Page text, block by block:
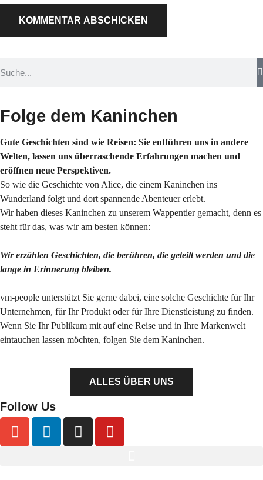
Folge dem Kaninchen
Gute Geschichten sind wie Reisen: Sie entführen uns in andere
Welten, lassen uns überraschende Erfahrungen machen und
eröffnen neue Perspektiven.
So wie die Geschichte von Alice, die einem Kaninchen ins
Wunderland folgt und dort spannende Abenteuer erlebt.
Wir haben dieses Kaninchen zu unserem Wappentier gemacht, denn es
steht für das, was wir am besten können:
Wir erzählen Geschichten, die berühren, die geteilt werden und die
lange in Erinnerung bleiben.
vm-people unterstützt Sie gerne dabei, eine solche Geschichte für Ihr
Unternehmen, für Ihr Produkt oder für Ihre Dienstleistung zu finden.
Wenn Sie Ihr Publikum mit auf eine Reise und in Ihre Markenwelt
eintauchen lassen möchten, folgen Sie dem Kaninchen.
ALLES ÜBER UNS
Follow Us